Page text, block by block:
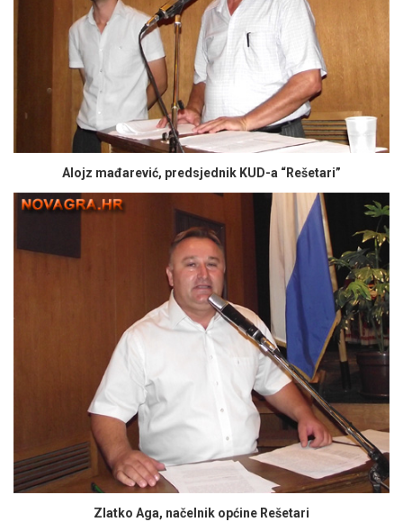
Alojz mađarević, predsjednik KUD-a “Rešetari”
Zlatko Aga, načelnik općine Rešetari